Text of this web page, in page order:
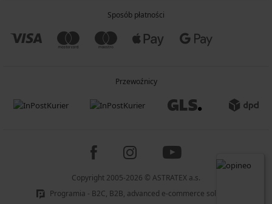
Sposób płatności
Przewoźnicy
Copyright 2005-2026 © ASTRATEX a.s.
Programia - B2C, B2B, advanced e-commerce solutions